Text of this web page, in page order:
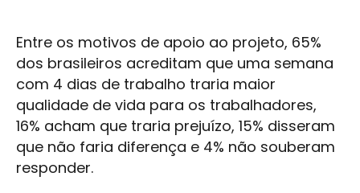
Entre os motivos de apoio ao projeto, 65%
dos brasileiros acreditam que uma semana
com 4 dias de trabalho traria maior
qualidade de vida para os trabalhadores,
16% acham que traria prejuízo, 15% disseram
que não faria diferença e 4% não souberam
responder.